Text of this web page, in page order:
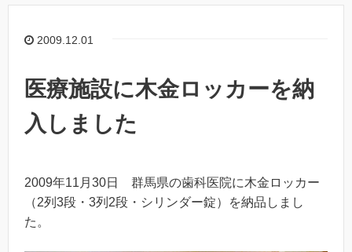
2009.12.01
医療施設に木金ロッカーを納
入しました
2009年11月30日 群馬県の歯科医院に木金ロッカー
（2列3段・3列2段・シリンダー錠）を納品しまし
た。